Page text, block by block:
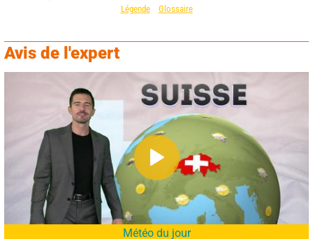
Légende
Glossaire
Avis de l'expert
Météo du jour